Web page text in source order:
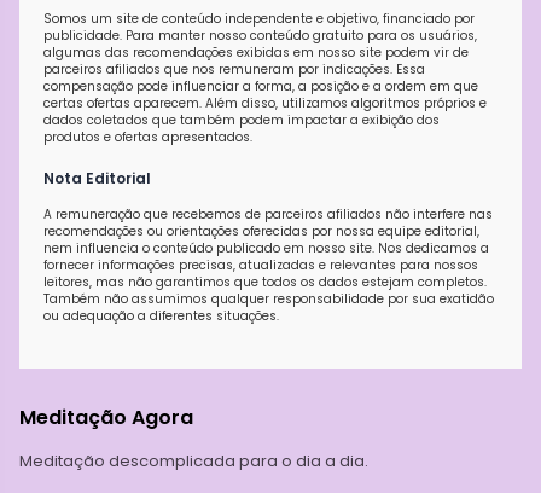
Somos um site de conteúdo independente e objetivo, financiado por
publicidade. Para manter nosso conteúdo gratuito para os usuários,
algumas das recomendações exibidas em nosso site podem vir de
parceiros afiliados que nos remuneram por indicações. Essa
compensação pode influenciar a forma, a posição e a ordem em que
certas ofertas aparecem. Além disso, utilizamos algoritmos próprios e
dados coletados que também podem impactar a exibição dos
produtos e ofertas apresentados.
Nota Editorial
A remuneração que recebemos de parceiros afiliados não interfere nas
recomendações ou orientações oferecidas por nossa equipe editorial,
nem influencia o conteúdo publicado em nosso site. Nos dedicamos a
fornecer informações precisas, atualizadas e relevantes para nossos
leitores, mas não garantimos que todos os dados estejam completos.
Também não assumimos qualquer responsabilidade por sua exatidão
ou adequação a diferentes situações.
Meditação Agora
Meditação descomplicada para o dia a dia.